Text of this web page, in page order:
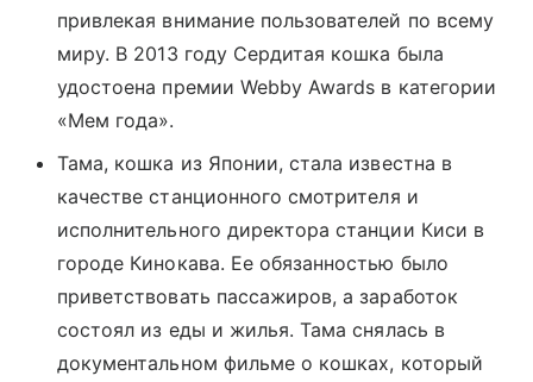
привлекая внимание пользователей по всему
миру. В 2013 году Сердитая кошка была
удостоена премии Webby Awards в категории
«Мем года».
Тама, кошка из Японии, стала известна в
качестве станционногосмотрителя и
исполнительного директора станции Киси в
городе Кинокава. Ее обязанностью было
приветствовать пассажиров, а заработок
состоял из еды и жилья. Тама снялась в
документальном фильме о кошках, который